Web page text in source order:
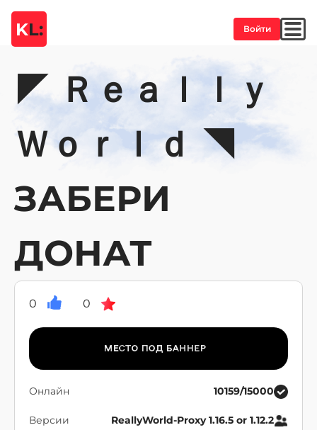
KL: Войти
◤ Ｒｅａｌｌｙ
Ｗｏｒｌｄ ◥
ЗАБЕРИ
ДОНАТ
0 0
Онлайн 10159/15000
Версии ReallyWorld-Proxy 1.16.5 or 1.12.2